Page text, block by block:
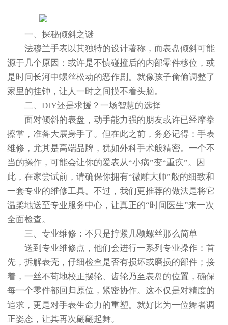
一、探秘倾斜之谜
法穆兰手表以其独特的设计著称，而表盘倾斜可能
源于几个原因：或许是不慎碰撞后的内部零件移位，或
是时间长河中螺丝松动的恶作剧。就像孩子偷偷调整了
家里的挂钟，让人一时之间摸不着头脑。
二、DIY还是求援？一场智慧的选择
面对倾斜的表盘，动手能力强的朋友或许已经摩拳
擦掌，准备大展身手了。但在此之前，务必记得：手表
维修，尤其是高端品牌，犹如外科手术般精密。一个不
当的操作，可能会让你的爱表从“小病”变“重疾”。因
此，在家尝试前，请确保你拥有“微雕大师”般的细致和
一套专业的维修工具。不过，我们更推荐的做法是将它
温柔地送至专业服务中心，让真正的“时间医生”来一次
全面检查。
三、专业维修：不只是拧紧几颗螺丝那么简单
送到专业维修点，他们会进行一系列专业操作：首
先，拆解表壳，仔细检查是否有损坏或磨损的部件；接
着，一丝不苟地校正摆轮、齿轮乃至表盘的位置，确保
每一个零件都回归原位，紧密协作。这不仅是对精度的
追求，更是对手表生命力的重塑。就好比为一位舞者调
正姿态，让其再次翩翩起舞。